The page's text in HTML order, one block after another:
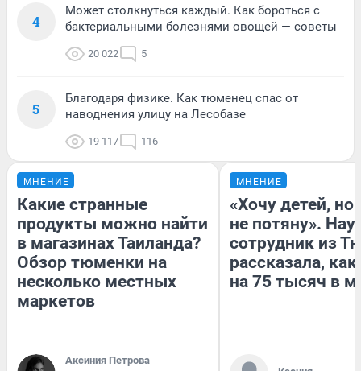
4
Может столкнуться каждый. Как бороться с
бактериальными болезнями овощей — советы
20 022 5
5
Благодаря физике. Как тюменец спас от
наводнения улицу на Лесобазе
19 117 116
МНЕНИЕ
Какие странные
продукты можно найти
в магазинах Таиланда?
Обзор тюменки на
несколько местных
маркетов
Аксиния Петрова
МНЕНИЕ
«Хочу детей,
не потяну».
сотрудник из
рассказала,
на 75 тысяч в